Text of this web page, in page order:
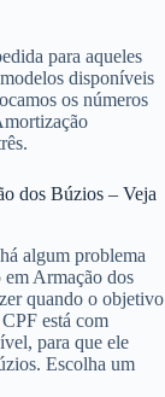
para aqueles
disponíveis
os números
dos Búzios – Veja
algum problema
Armação dos
quando o objetivo
está com
para que ele
Escolha um